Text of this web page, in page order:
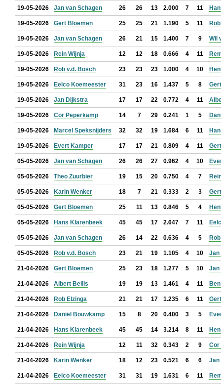
19-05-2026 Jan van Schagen 26 26 13 2.000 7 11
19-05-2026 Gert Bloemen 25 25 21 1.190 5 11
19-05-2026 Jan van Schagen 26 21 15 1.400 7 9 Wil
19-05-2026 Rein Wijnja 12 12 18 0.666 4 11
19-05-2026 Rob v.d. Bosch 23 23 23 1.000 4 10
19-05-2026 Eelco Koemeester 31 23 16 1.437 5 8
19-05-2026 Jan Dijkstra 17 17 22 0.772 4 11
19-05-2026 Cor Peperkamp 14 7 29 0.241 1 5
19-05-2026 Marcel Speksnijders 32 32 19 1.684 6 11
19-05-2026 Evert Kamper 17 17 21 0.809 4 11
05-05-2026 Jan van Schagen 26 26 27 0.962 4 10
05-05-2026 Theo Zuurbier 19 15 20 0.750 4 7
05-05-2026 Karin Wenker 18 7 21 0.333 2 3
05-05-2026 Gert Bloemen 25 11 13 0.846 5 4
05-05-2026 Hans Klarenbeek 45 45 17 2.647 7 11
05-05-2026 Jan van Schagen 26 14 22 0.636 4 5
05-05-2026 Rob v.d. Bosch 23 21 19 1.105 4 10 Jan
21-04-2026 Gert Bloemen 25 23 18 1.277 5 10 Jan
21-04-2026 Albert Bellis 19 19 13 1.461 4 11
21-04-2026 Rob Elzinga 21 21 17 1.235 6 11
21-04-2026 Daniël Bouwkamp 15 8 20 0.400 3 5
21-04-2026 Hans Klarenbeek 45 45 14 3.214 8 11
21-04-2026 Rein Wijnja 12 11 32 0.343 2 9 Cor
21-04-2026 Karin Wenker 18 12 23 0.521 6 6 Jan
21-04-2026 Eelco Koemeester 31 31 19 1.631 6 11